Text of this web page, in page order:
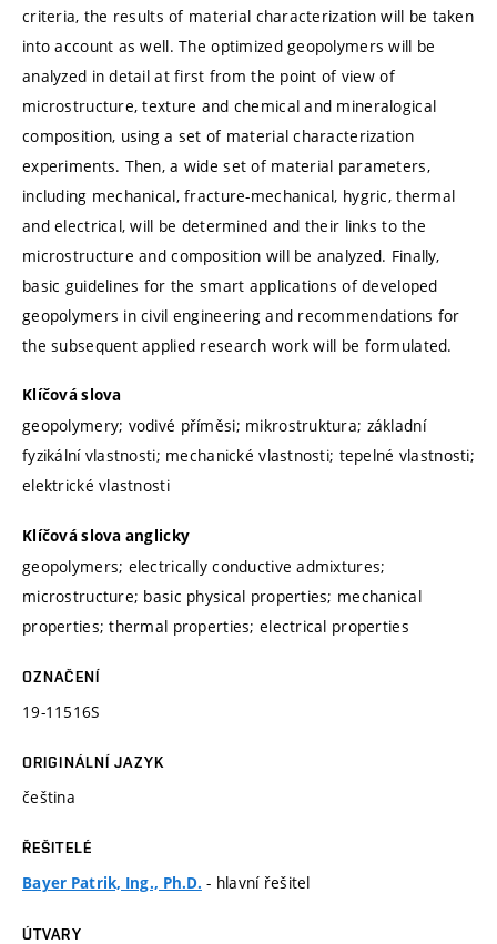
criteria, the results of material characterization will be taken
into account as well. The optimized geopolymers will be
analyzed in detail at first from the point of view of
microstructure, texture and chemical and mineralogical
composition, using a set of material characterization
experiments. Then, a wide set of material parameters,
including mechanical, fracture-mechanical, hygric, thermal
and electrical, will be determined and their links to the
microstructure and composition will be analyzed. Finally,
basic guidelines for the smart applications of developed
geopolymers in civil engineering and recommendations for
the subsequent applied research work will be formulated.
Klíčová slova
geopolymery; vodivé příměsi; mikrostruktura; základní
fyzikální vlastnosti; mechanické vlastnosti; tepelné vlastnosti;
elektrické vlastnosti
Klíčová slova anglicky
geopolymers; electrically conductive admixtures;
microstructure; basic physical properties; mechanical
properties; thermal properties; electrical properties
OZNAČENÍ
19-11516S
ORIGINÁLNÍ JAZYK
čeština
ŘEŠITELÉ
Bayer Patrik, Ing., Ph.D. - hlavní řešitel
ÚTVARY